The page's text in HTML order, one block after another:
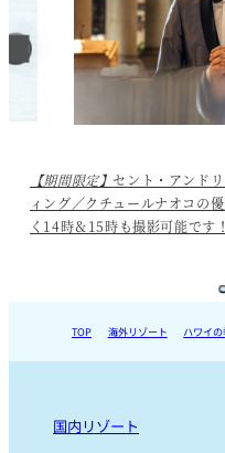
【期間限定】 セント・アンド
ィング／クチュールナオコの
く14時＆15時も撮影可能です！
TOP 海外リゾート ハワイ
国内リゾート